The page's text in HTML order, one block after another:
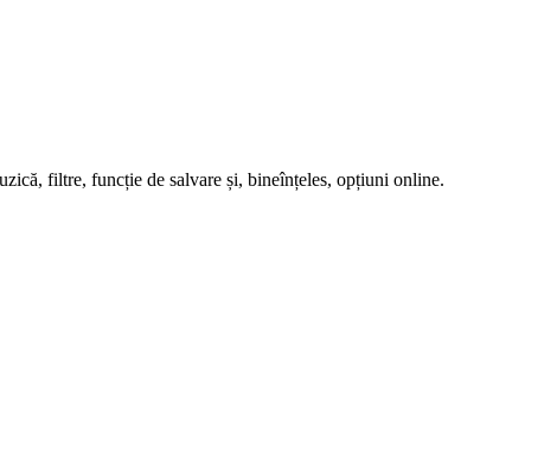
filtre, funcție de salvare și, bineînțeles, opțiuni online.